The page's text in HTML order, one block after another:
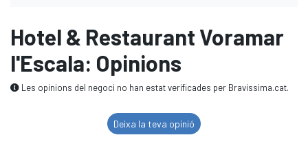
Hotel & Restaurant Voramar
l'Escala: Opinions
Les opinions del negoci no han estat verificades per Bravissima.cat.
Deixa la teva opinió